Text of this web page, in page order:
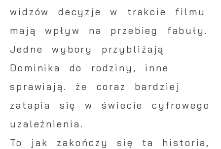
widzów decyzje w trakcie filmu
mają wpływ na przebieg fabuły.
Jedne wybory przybliżają
Dominika do rodziny, inne
sprawiają. że coraz bardziej
zatapia się w świecie cyfrowego
uzależnienia.
To jak zakończy się ta historia,